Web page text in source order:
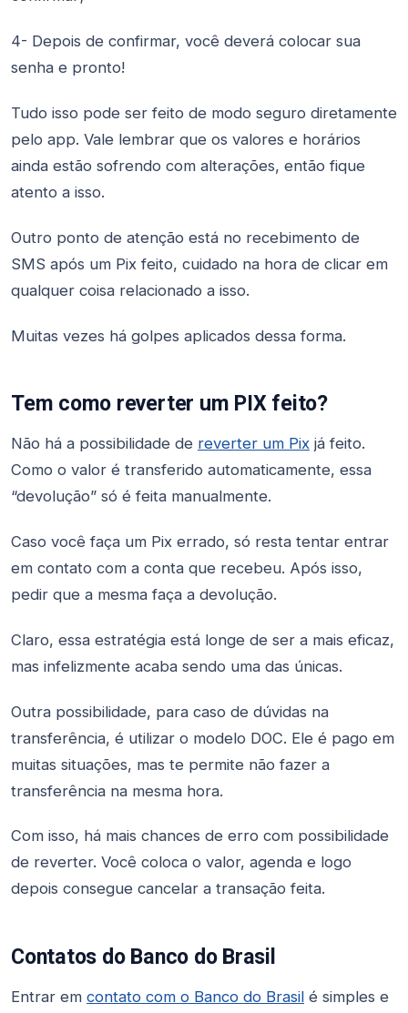
4- Depois de confirmar, você deverá colocar sua
senha e pronto!
Tudo isso pode ser feito de modo seguro diretamente
pelo app. Vale lembrar que os valores e horários
ainda estão sofrendo com alterações, então fique
atento a isso.
Outro ponto de atenção está no recebimento de
SMS após um Pix feito, cuidado na hora de clicar em
qualquer coisa relacionado a isso.
Muitas vezes há golpes aplicados dessa forma.
Tem como reverter um PIX feito?
Não há a possibilidade de reverter um Pix já feito.
Como o valor é transferido automaticamente, essa
“devolução” só é feita manualmente.
Caso você faça um Pix errado, só resta tentar entrar
em contato com a conta que recebeu. Após isso,
pedir que a mesma faça a devolução.
Claro, essa estratégia está longe de ser a mais eficaz,
mas infelizmente acaba sendo uma das únicas.
Outra possibilidade, para caso de dúvidas na
transferência, é utilizar o modelo DOC. Ele é pago em
muitas situações, mas te permite não fazer a
transferência na mesma hora.
Com isso, há mais chances de erro com possibilidade
de reverter. Você coloca o valor, agenda e logo
depois consegue cancelar a transação feita.
Contatos do Banco do Brasil
Entrar em contato com o Banco do Brasil é simples e